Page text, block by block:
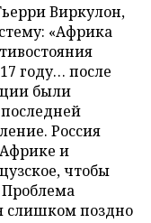
Виркулон,
«Африка
году… после
были
Россия
Африке и
чтобы
слишком поздно